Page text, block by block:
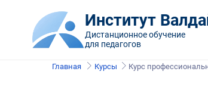
Институт
Дистанционное обучение
для педагогов
Главная Курсы Курс